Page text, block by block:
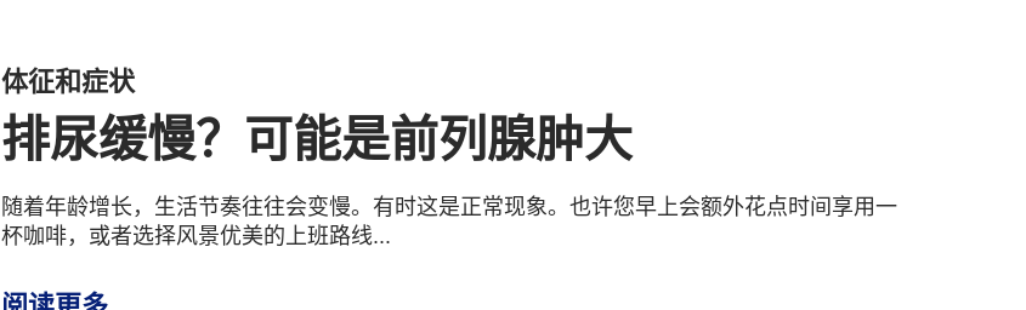
体征和症状
排尿缓慢？可能是前列腺肿大
随着年龄增长，生活节奏往往会变慢。有时这是正常现象。也许您早上会额外花点时间享用一
杯咖啡，或者选择风景优美的上班路线...